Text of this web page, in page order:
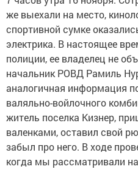
же выехали на место,
спортивной сумке
электрика. В настоящее
полиции, ее владелец не
начальник РОВД Рамиль
аналогичная информация
валяльно-войлочного
житель поселка Кизнер,
валенками, оставил свой
забыл про него. В ходе
когда мы рассматривали